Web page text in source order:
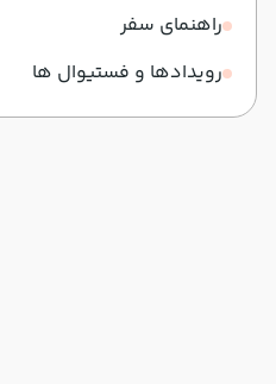
راهنمای سفر
رویدادها و فستیوال ها